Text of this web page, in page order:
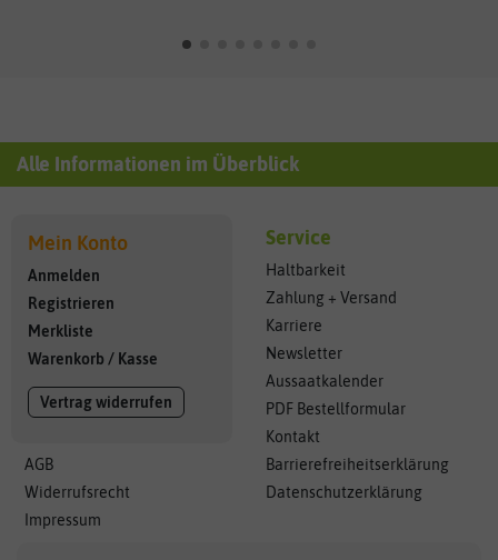
Alle Informationen im Überblick
Mein Konto
Anmelden
Registrieren
Merkliste
Warenkorb / Kasse
Vertrag widerrufen
AGB
Widerrufsrecht
Impressum
Service
Haltbarkeit
Zahlung + Versand
Karriere
Newsletter
Aussaatkalender
PDF Bestellformular
Kontakt
Barrierefreiheitserklärung
Datenschutzerklärung